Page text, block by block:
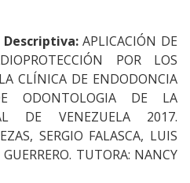
APLICACIÓN DE
POR LOS
CLÍNICA DE ENDODONCIA
ODONTOLOGIA DE LA
DE VENEZUELA 2017.
SERGIO FALASCA, LUIS
TUTORA: NANCY